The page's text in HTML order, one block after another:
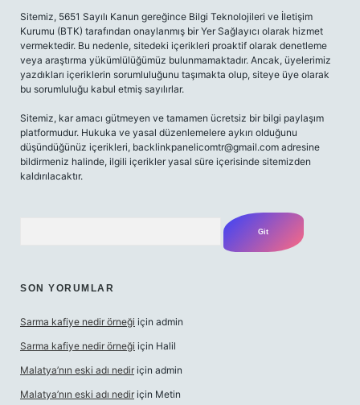
Sitemiz, 5651 Sayılı Kanun gereğince Bilgi Teknolojileri ve İletişim
Kurumu (BTK) tarafından onaylanmış bir Yer Sağlayıcı olarak hizmet
vermektedir. Bu nedenle, sitedeki içerikleri proaktif olarak denetleme
veya araştırma yükümlülüğümüz bulunmamaktadır. Ancak, üyelerimiz
yazdıkları içeriklerin sorumluluğunu taşımakta olup, siteye üye olarak
bu sorumluluğu kabul etmiş sayılırlar.
Sitemiz, kar amacı gütmeyen ve tamamen ücretsiz bir bilgi paylaşım
platformudur. Hukuka ve yasal düzenlemelere aykırı olduğunu
düşündüğünüz içerikleri, backlinkpanelicomtr@gmail.com adresine
bildirmeniz halinde, ilgili içerikler yasal süre içerisinde sitemizden
kaldırılacaktır.
SON YORUMLAR
Sarma kafiye nedir örneği için admin
Sarma kafiye nedir örneği için Halil
Malatya’nın eski adı nedir için admin
Malatya’nın eski adı nedir için Metin